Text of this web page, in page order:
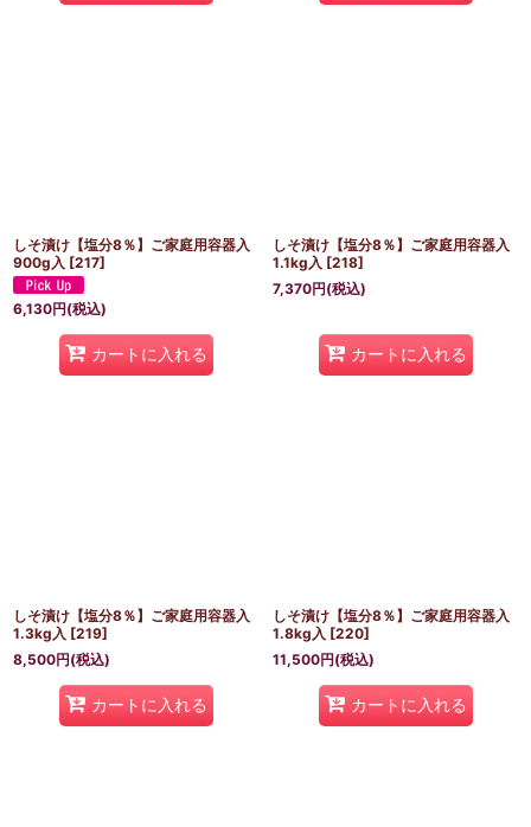
しそ漬け【塩分8％】ご家庭用容器入
900g入 [217]
6,130円(税込)
カートに入れる
しそ漬け【塩分8％】ご家庭用容器入
1.1kg入 [218]
7,370円(税込)
カートに入れる
しそ漬け【塩分8％】ご家庭用容器入
1.3kg入 [219]
8,500円(税込)
カートに入れる
しそ漬け【塩分8％】ご家庭用容器入
1.8kg入 [220]
11,500円(税込)
カートに入れる